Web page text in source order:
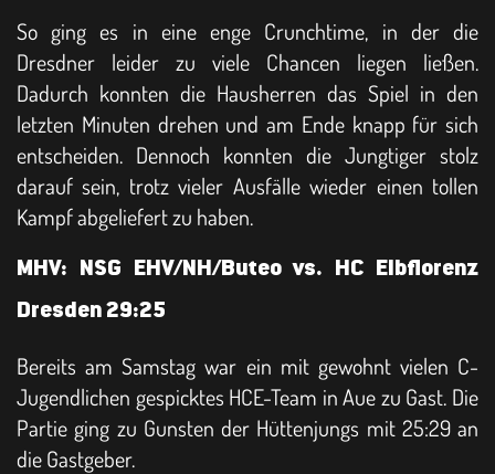
So ging es in eine enge Crunchtime, in der die
Dresdner leider zu viele Chancen liegen ließen.
Dadurch konnten die Hausherren das Spiel in den
letzten Minuten drehen und am Ende knapp für sich
entscheiden. Dennoch konnten die Jungtiger stolz
darauf sein, trotz vieler Ausfälle wieder einen tollen
Kampf abgeliefert zu haben.
MHV: NSG EHV/NH/Buteo vs. HC Elbflorenz
Dresden 29:25
Bereits am Samstag war ein mit gewohnt vielen C-
Jugendlichen gespicktes HCE-Team in Aue zu Gast. Die
Partie ging zu Gunsten der Hüttenjungs mit 25:29 an
die Gastgeber.